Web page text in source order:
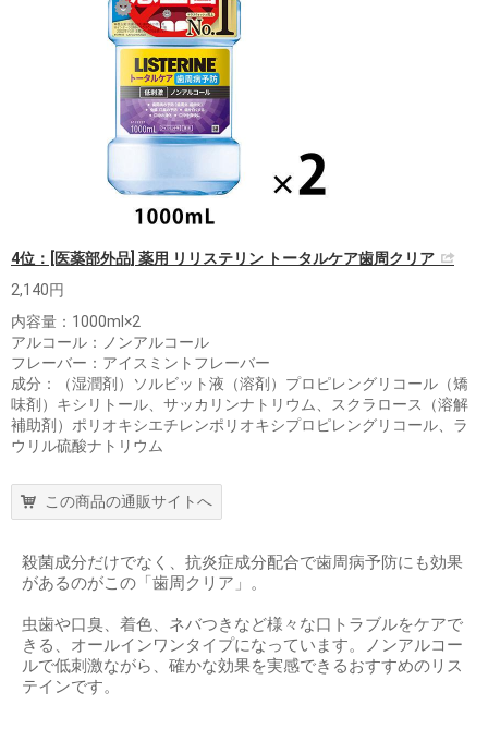
4位：[医薬部外品] 薬用 リリステリン トータルケア歯周クリア
2,140円
内容量：1000ml×2
アルコール：ノンアルコール
フレーバー：アイスミントフレーバー
成分：（湿潤剤）ソルビット液（溶剤）プロピレングリコール（矯
味剤）キシリトール、サッカリンナトリウム、スクラロース（溶解
補助剤）ポリオキシエチレンポリオキシプロピレングリコール、ラ
ウリル硫酸ナトリウム
この商品の通販サイトへ
殺菌成分だけでなく、抗炎症成分配合で歯周病予防にも効果
があるのがこの「歯周クリア」。
虫歯や口臭、着色、ネバつきなど様々な口トラブルをケアで
きる、オールインワンタイプになっています。ノンアルコー
ルで低刺激ながら、確かな効果を実感できるおすすめのリス
テインです。